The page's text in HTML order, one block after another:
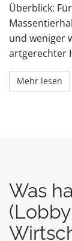
Überblick:
und weniger
artgerechter
Mehr lesen
Was